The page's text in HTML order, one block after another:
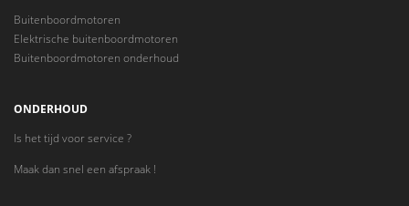
Buitenboordmotoren
Elektrische buitenboordmotoren
Buitenboordmotoren onderhoud
ONDERHOUD
Is het tijd voor service ?
Maak dan snel een afspraak !